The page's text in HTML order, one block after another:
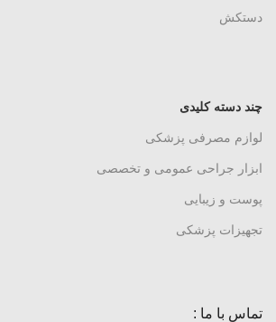
دستکش
چند دسته کلیدی
لوازم مصرفی پزشکی
ابزار جراحی عمومی و تخصصی
پوست و زیبایی
تجهیزات پزشکی
تماس با ما :